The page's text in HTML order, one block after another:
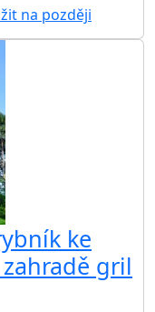
na později
ke
gril